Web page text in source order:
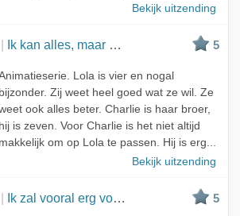
Bekijk uitzending
Ik kan alles, maar dan ook alles in mijn eentje 5
Lola is vier en nogal
bijzonder. Zij weet heel goed wat ze wil. Ze
ook alles beter. Charlie is haar broer,
hij is zeven. Voor Charlie is het niet altijd
makkelijk om op Lola te passen. Hij is erg...
Bekijk uitzending
Ik zal vooral erg voorzichtig zijn 5